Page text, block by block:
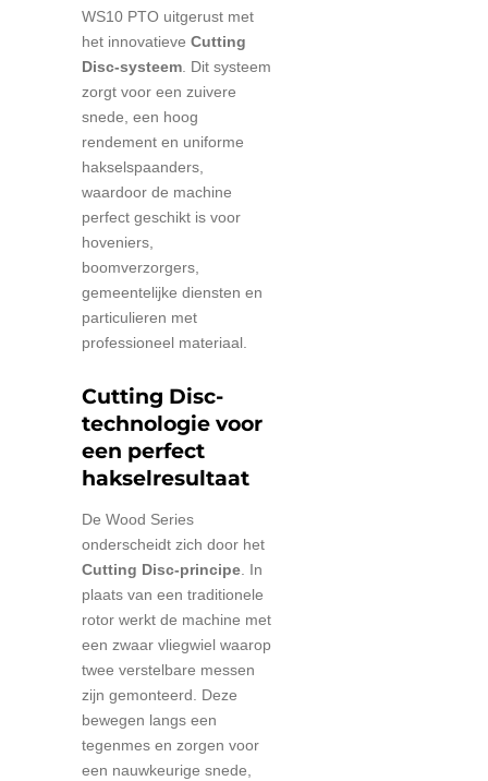
WS10 PTO uitgerust met
het innovatieve Cutting
Disc-systeem . Dit systeem
zorgt voor een zuivere
snede, een hoog
rendement en uniforme
hakselspaanders,
waardoor de machine
perfect geschikt is voor
hoveniers,
boomverzorgers,
gemeentelijke diensten en
particulieren met
professioneel materiaal.
Cutting Disc-
technologie voor
een perfect
hakselresultaat
De Wood Series
onderscheidt zich door het
Cutting Disc-principe . In
plaats van een traditionele
rotor werkt de machine met
een zwaar vliegwiel waarop
twee verstelbare messen
zijn gemonteerd. Deze
bewegen langs een
tegenmes en zorgen voor
een nauwkeurige snede,